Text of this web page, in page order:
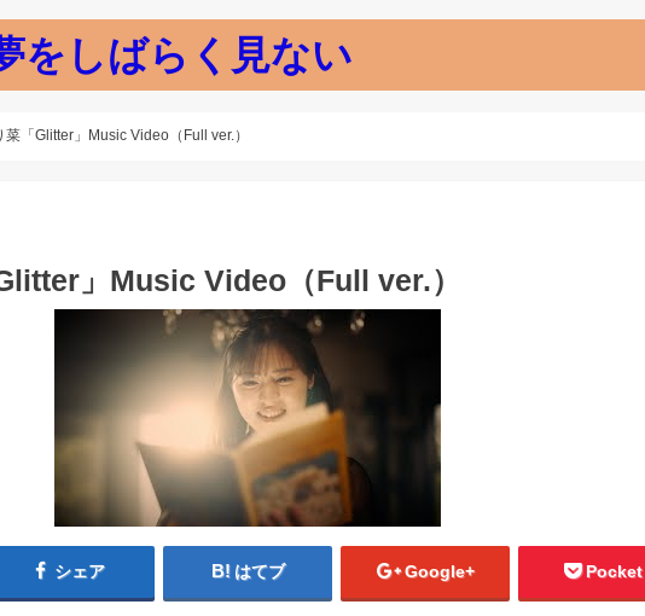
をしばらく見ない
菜「Glitter」Music Video（Full ver.）
」Music Video（Full ver.）
シェア はてブ Google+ Pocket